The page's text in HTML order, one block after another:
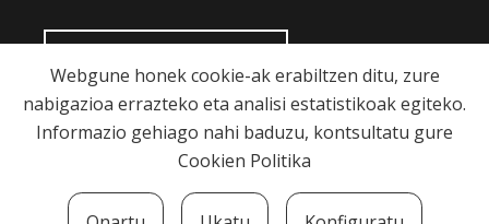
Cookie politika | Pribatutasun politika | Lege
Webgune honek cookie-ak erabiltzen ditu, zure
nabigazioa errazteko eta analisi estatistikoak egiteko.
Informazio gehiago nahi baduzu, kontsultatu gure
Cookien Politika